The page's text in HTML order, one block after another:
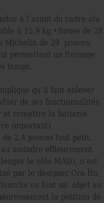
à l’avant du cadre alu
à 15,9 kg •Roues de 28
Michelin de 29 pouces.
permettent un freinage
temps,
qu’il faut enlever
de ses fonctionnalités
et remettre la batterie
important)
2,4 pouces tout petit.
au moindre eﬄeurement.
le vélo MAD), n’est
par le designer Ora-Ïto,
en font un objet au
la position de